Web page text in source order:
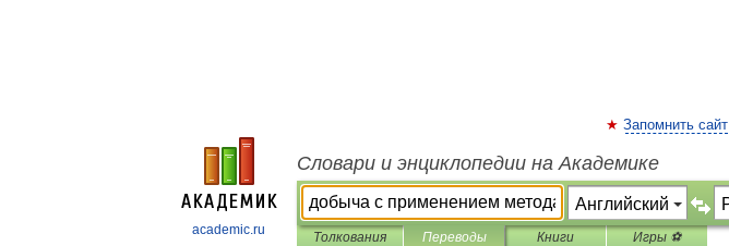
academic.ru
Запомнить сайт
Словари и энциклопедии на Академике
Толкования Переводы Книги Игры ⚽